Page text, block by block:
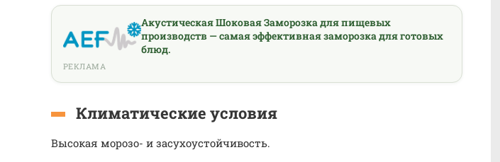
Акустическая Шоковая Заморозка для пищевых
производств — самая эффективная заморозка для готовых
блюд.
РЕКЛАМА
Климатические условия
Высокая морозо- и засухоустойчивость.